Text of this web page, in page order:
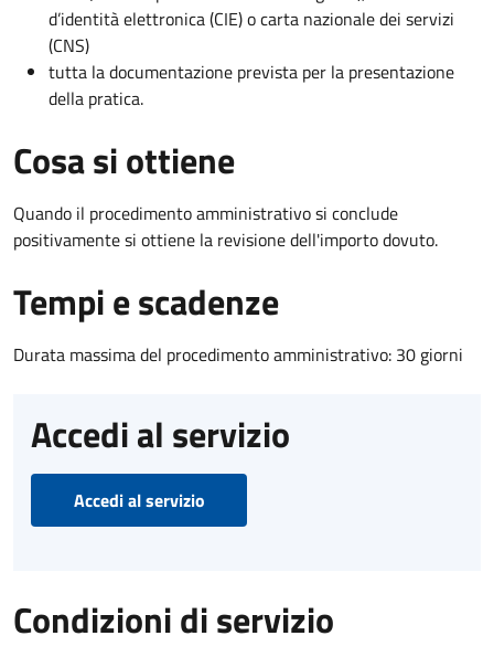
d’identità elettronica (CIE) o carta nazionale dei servizi
(CNS)
tutta la documentazione prevista per la presentazione
della pratica.
Cosa si ottiene
Quando il procedimento amministrativo si conclude
positivamente si ottiene la revisione dell'importo dovuto.
Tempi e scadenze
Durata massima del procedimento amministrativo: 30 giorni
Accedi al servizio
Accedi al servizio
Condizioni di servizio